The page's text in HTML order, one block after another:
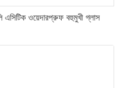
ওয়েদারপ্রুফ বহুমুখী গ্লাস